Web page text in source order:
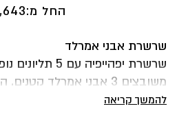
החל מ:
שרשרת אבני אמרלד
שרשרת יפהייפיה
משובצים 3 אבני אמרלד קטנים, הכל בעבודת יד!
שרשרת מרשימה מאוד, יפה
להמשך קריאה